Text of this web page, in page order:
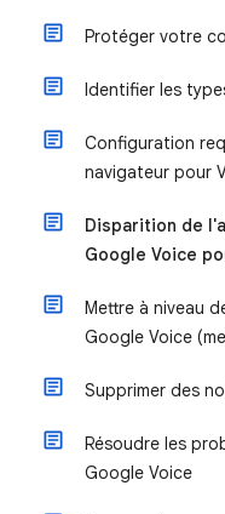
Protéger votre
Identifier les
Configuration
navigateur pour
Disparition de
Google Voice
Mettre à niveau
Google Voice
Supprimer des
Résoudre les
Google Voice